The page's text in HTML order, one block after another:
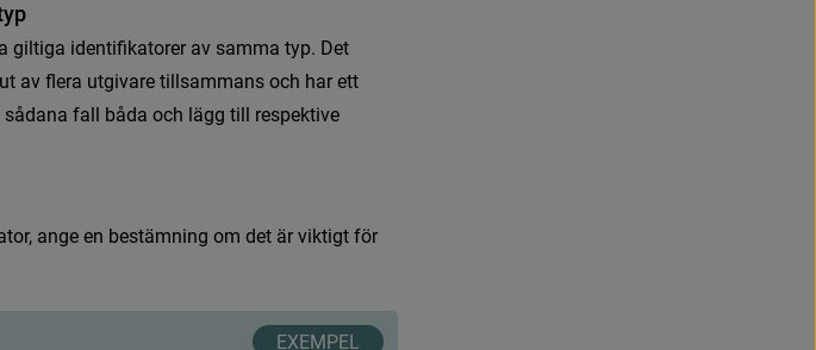
yp
a giltiga identifkatorer av samma typ. Det
ut av fera utgivare tillsammans och har ett
sådana fall båda och lägg till respektive
tor, ange en bestämning om det är viktigt för